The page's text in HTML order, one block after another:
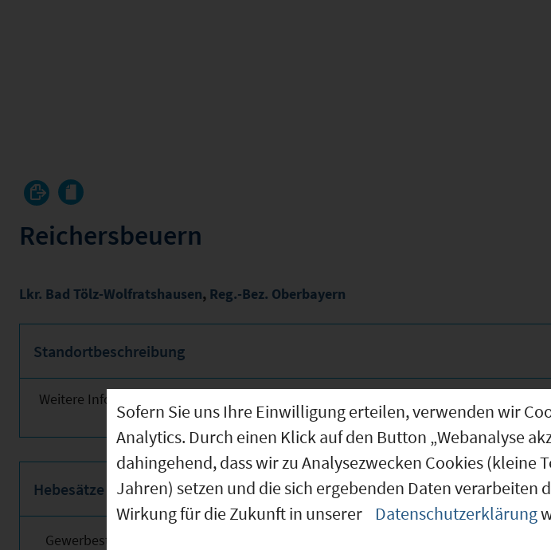
Reichersbeuern
Lkr. Bad Tölz-Wolfratshausen, Reg.-Bez. Oberbayern
Standortbeschreibung
Weitere Informationen finden Sie nebenstehend!
Hebesätze
Gewerbesteuerhebesatz
Sofern Sie uns Ihre Einwilligung erteilen, verwenden wir
Analytics. Durch einen Klick auf den Button „Webanalyse
dahingehend, dass wir zu Analysezwecken Cookies
Jahren) setzen und die sich ergebenden Daten
Wirkung für die Zukunft in unserer
Datenschutzerklärung